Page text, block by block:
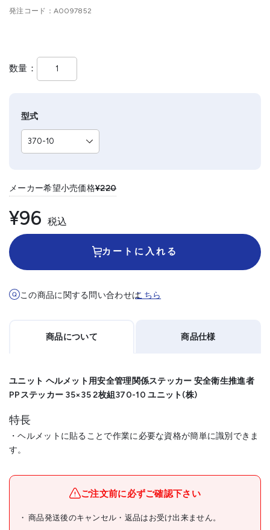
発注コード A0097852
数量
型式
メーカー希望小売価格¥220
¥96 税込
カートに入れる
この商品に関する問い合わせはこちら
商品について
ユニット ヘルメット用安全管理関係ステッカー 安全衛生推進者
PPステッカー 35×35 2枚組370-10 ユニット(株)
特長
・ヘルメットに貼ることで作業に必要な資格が簡単に識別できま
す。
商品仕様
ブランド名 ユニット
ユニット ヘルメット用安全
管理関係ステッカー 安全衛
ご注文前に必ずご確認下さい
商品発送後のキャンセル・返品はお受け出来ません。